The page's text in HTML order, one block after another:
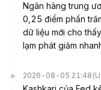
Ngân hàng trung
0,25 điểm phần
dữ liệu mới cho
lạm phát giảm
2026-08-05 21:48